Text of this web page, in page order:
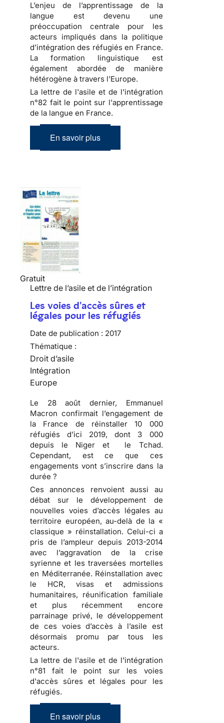
L’enjeu de l’apprentissage de la
langue est devenu une
préoccupation centrale pour les
acteurs impliqués dans la politique
d’intégration des réfugiés en France.
La formation linguistique est
également abordée de manière
hétérogène à travers l'Europe.
La lettre de l'asile et de l'intégration
n°82 fait le point sur l'apprentissage
de la langue en France.
En savoir plus
Gratuit
Lettre de l’asile et de l’intégration
Les voies d'accès sûres et
légales pour les réfugiés
Date de publication : 2017
Thématique :
Droit d’asile
Intégration
Europe
Le 28 août dernier, Emmanuel
Macron confirmait l’engagement de
la France de réinstaller 10 000
réfugiés d’ici 2019, dont 3 000
depuis le Niger et le Tchad.
Cependant, est ce que ces
engagements vont s’inscrire dans la
durée ?
Ces annonces renvoient aussi au
débat sur le développement de
nouvelles voies d’accès légales au
territoire européen, au-delà de la «
classique » réinstallation. Celui-ci a
pris de l’ampleur depuis 2013-2014
avec l’aggravation de la crise
syrienne et les traversées mortelles
en Méditerranée. Réinstallation avec
le HCR, visas et admissions
humanitaires, réunification familiale
et plus récemment encore
parrainage privé, le développement
de ces voies d’accès à l’asile est
désormais promu par tous les
acteurs.
La lettre de l'asile et de l'intégration
n°81 fait le point sur les voies
d'accès sûres et légales pour les
réfugiés.
En savoir plus